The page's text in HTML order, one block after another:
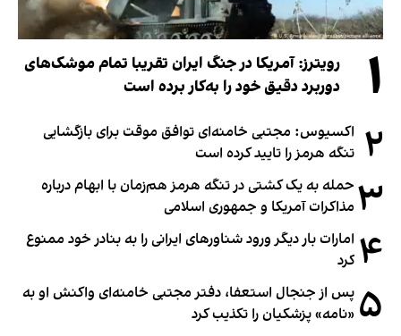
۱
رویترز: آمریکا در جنگ ایران تقریبا تمام موشک‌های
دوربرد دقیق خود را به‌کار برده است
۲ اکسیوس: مجتبی خامنه‌ای توافق موقت برای بازگشایی
تنگه هرمز را تایید کرده است
۳ حمله به یک کشتی در تنگه هرمز هم‌زمان با ابهام درباره
مذاکرات آمریکا و جمهوری اسلامی
۴ امارات بار دیگر ورود شناورهای ایرانی را به بنادر خود ممنوع
کرد
۵ پس از جنجال استعفا، دفتر مجتبی خامنه‌ای واکنش او به
«نامه» پزشکیان را تکذیب کرد